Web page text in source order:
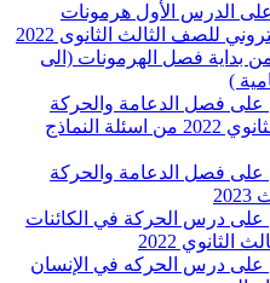
على الدرس الأول هرمونات
اختبار أحياء الكتروني للصف الثالث الثانوى 2022
من بداية فصل الهرمونات (الى
)
على فصل الدعامة والحركة
للصف الثالث الثانوي 2022 من اسئلة النماذج
على فصل الدعامة والحركة
على درس الحركة في الكائنات
الثانوي 2022
على درس الحركه في الإنسان